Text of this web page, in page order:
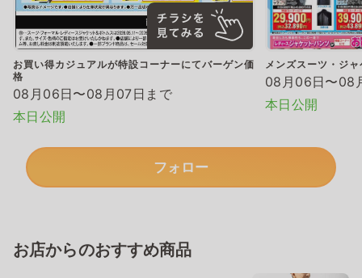
お買い得カジュアルが特設コーナーにてバーゲン価
格
08月06日〜08月07日まで
本日公開
メンズスーツ・ジ
08月06日〜08
本日公開
フォロー
お店からのおすすめ商品